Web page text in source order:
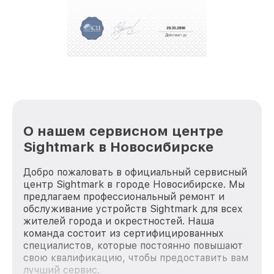
положительные отзывы и обрели отличную
репутацию. Мы постоянно совершенствуемся и
О нашем сервисном центре
Sightmark в Новосибирске
Добро пожаловать в официальный сервисный
центр Sightmark в городе Новосибирске. Мы
предлагаем профессиональный ремонт и
обслуживание устройств Sightmark для всех
жителей города и окрестностей. Наша
команда состоит из сертифицированных
специалистов, которые постоянно повышают
свою квалификацию, чтобы предоставить вам
лучший сервис.